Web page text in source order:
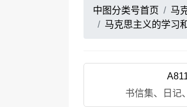
中图分类号首页 马
马克思主义的学习
书信集、日记